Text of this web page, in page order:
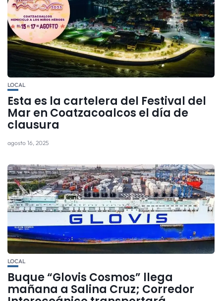
LOCAL
Esta es la cartelera del Festival del
Mar en Coatzacoalcos el día de
clausura
agosto 16, 2025
LOCAL
Buque “Glovis Cosmos” llega
mañana a Salina Cruz; Corredor